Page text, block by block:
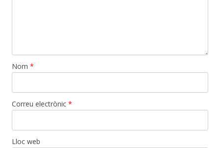
Nom *
Correu electrònic *
Lloc web